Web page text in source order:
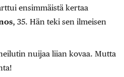
ensimmäistä kertaa
, 35. Hän teki sen ilmeisen
nuijaa liian kovaa. Mutta